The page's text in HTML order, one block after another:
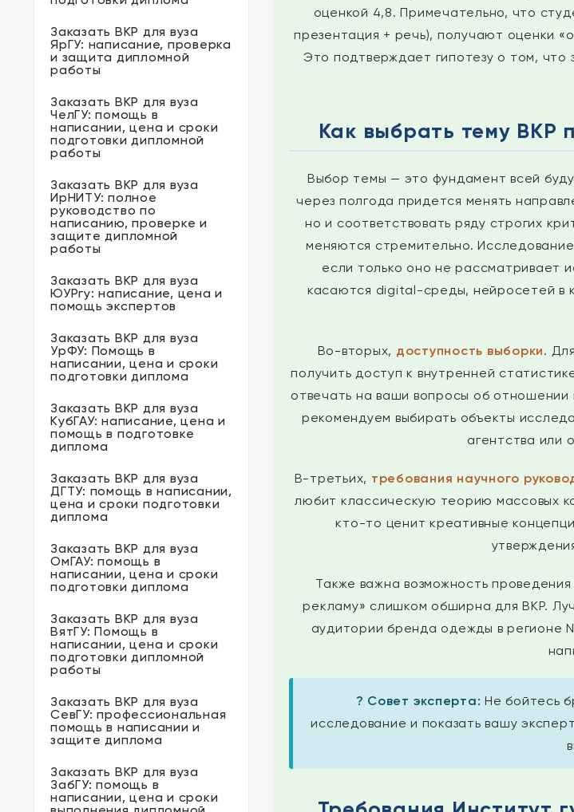
Заказать ВКР для вуза
ЯрГУ: написание, проверка
и защита дипломной
работы
Заказать ВКР для вуза
ЧелГУ: помощь в
написании, цена и сроки
подготовки дипломной
работы
Заказать ВКР для вуза
ИрНИТУ: полное
руководство по
написанию, проверке и
защите дипломной
работы
Заказать ВКР для вуза
ЮУРгу: написание, цена и
помощь экспертов
Заказать ВКР для вуза
УрФУ: Помощь в
написании, цена и сроки
подготовки диплома
Заказать ВКР для вуза
КубГАУ: написание, цена и
помощь в подготовке
диплома
Заказать ВКР для вуза
ДГТУ: помощь в написании,
цена и сроки подготовки
диплома
Заказать ВКР для вуза
ОмГАУ: помощь в
написании, цена и сроки
подготовки диплома
Заказать ВКР для вуза
ВятГУ: Помощь в
написании, цена и сроки
подготовки дипломной
работы
Заказать ВКР для вуза
СевГУ: профессиональная
помощь в написании и
защите диплома
Заказать ВКР для вуза
ЗабГУ: помощь в
написании, цена и сроки
оценкой 4,8. Примечательно, что
презентация + речь), получают оценки
Это подтверждает гипотезу о том, что
Как выбрать тему ВКР
Выбор темы — это фундамент всей
через полгода придется менять
но и соответствовать ряду строгих
меняются стремительно.
если только оно не рассматривает
касаются digital-среды, нейросетей в
Во-вторых, доступность выборки.
получить доступ к внутренней
отвечать на ваши вопросы об отношении
рекомендуем выбирать объекты
агентства или
В-третьих, требования научного
любит классическую теорию массовых
кто-то ценит креативные
Также важна возможность
рекламу» слишком обширна для ВКР.
аудитории бренда одежды в регионе
? Совет эксперта: Не бойтесь
исследование и показать вашу